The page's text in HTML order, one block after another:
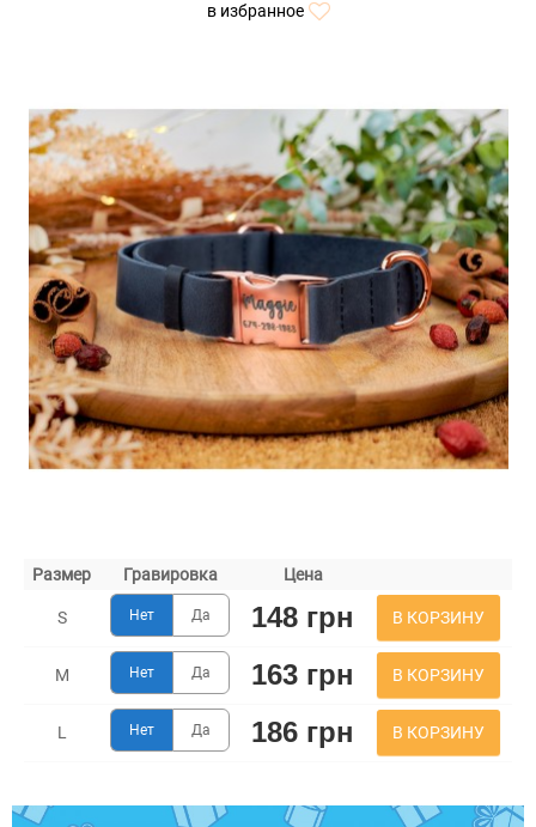
в избранное
Размер Гравировка Цена
S Нет Да 148 грн В КОРЗИНУ
M Нет Да 163 грн В КОРЗИНУ
L Нет Да 186 грн В КОРЗИНУ